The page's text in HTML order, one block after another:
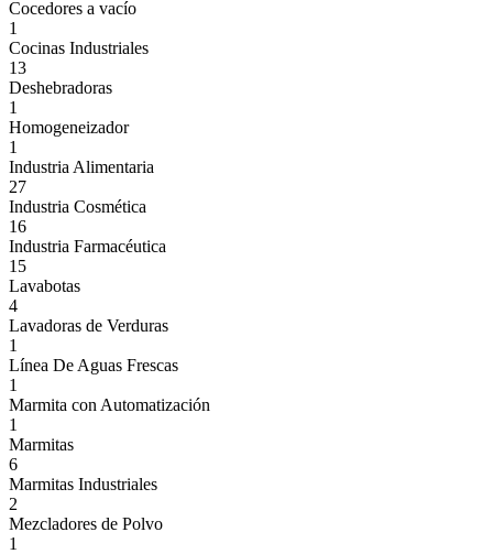
Cocedores a vacío
1
Cocinas Industriales
13
Deshebradoras
1
Homogeneizador
1
Industria Alimentaria
27
Industria Cosmética
16
Industria Farmacéutica
15
Lavabotas
4
Lavadoras de Verduras
1
Línea De Aguas Frescas
1
Marmita con Automatización
1
Marmitas
6
Marmitas Industriales
2
Mezcladores de Polvo
1